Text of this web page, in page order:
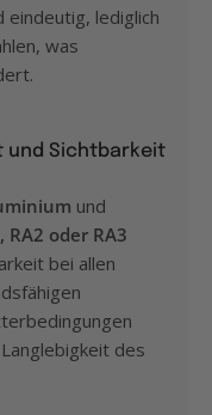
eindeutig, lediglich
was
und Sichtbarkeit
und
RA2 oder RA3
bei allen
des